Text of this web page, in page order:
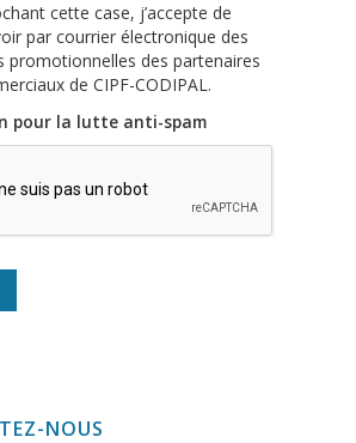
cette case, j’accepte de
par courrier électronique des
promotionnelles des partenaires
de CIPF-CODIPAL.
pour la lutte anti-spam
NOUS